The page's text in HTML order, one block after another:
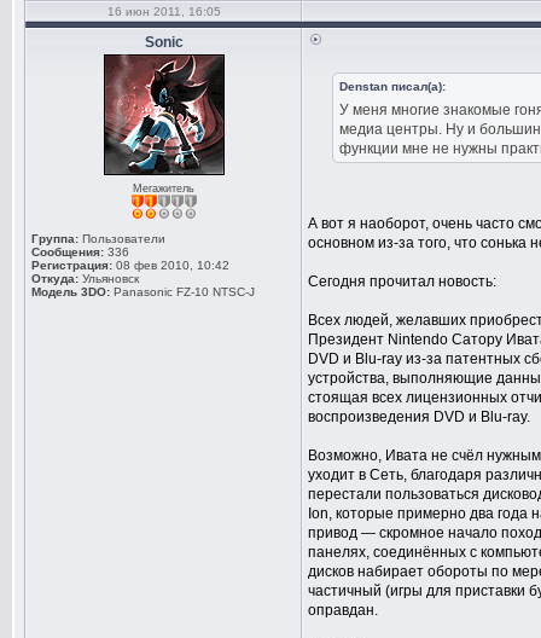
16 июн 2011, 16:05
Sonic
Мегажитель
Группа: Пользователи
Сообщения: 336
Регистрация: 08 фев 2010, 10:42
Откуда: Ульяновск
Модель 3DO: Panasonic FZ-10 NTSC-J
Denstan писал(а):
У меня многие знакомые
медиа центры. Ну и
функции мне не нужны
А вот я наоборот, очень часто
основном из-за того, что
Сегодня прочитал новость:
Всех людей, желавших
Президент Nintendo Сатору
DVD и Blu-ray из-за патентных
устройства, выполняющие
стоящая всех лицензионных
воспроизведения DVD и Blu-ray.
Возможно, Ивата не счёл нужным
уходит в Сеть, благодаря
перестали пользоваться
Ion, которые примерно два года
привод — скромное начало
панелях, соединённых с
дисков набирает обороты по
частичный (игры для приставки
оправдан.